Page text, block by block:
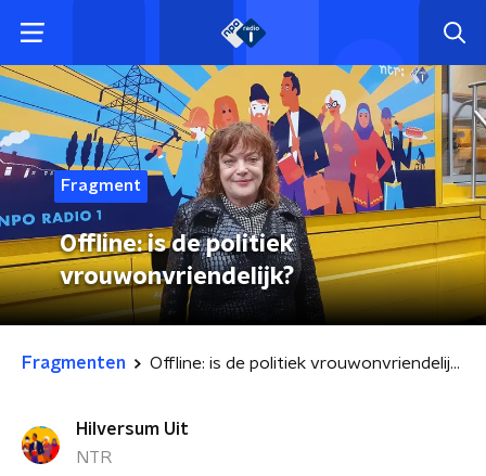
Fragment
Offline: is de politiek
vrouwonvriendelijk?
Fragmenten Offline: is de politiek vrouwonvriendelijk?
Hilversum Uit
NTR